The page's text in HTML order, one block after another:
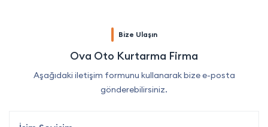
Bize Ulaşın
Ova Oto Kurtarma Firma
Aşağıdaki iletişim formunu kullanarak bize e-posta
gönderebilirsiniz.